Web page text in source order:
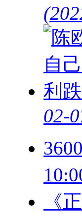
02-
《